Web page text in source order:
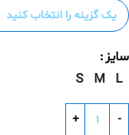
سایز
L
M
S